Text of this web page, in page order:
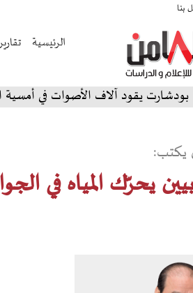
بنا
الرئيسية
يقود آلاف الأصوات في أمسية
يكتب:
يحرّك المياه في